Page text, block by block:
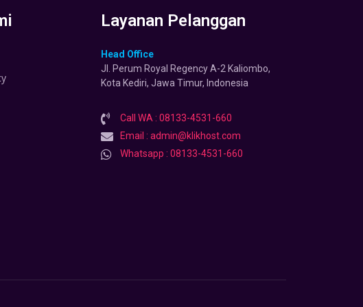
Layanan Pelanggan
Head Office
Jl. Perum Royal Regency A-2 Kaliombo,
Kota Kediri, Jawa Timur, Indonesia
Call WA : 08133-4531-660
Email : admin@klikhost.com
Whatsapp : 08133-4531-660